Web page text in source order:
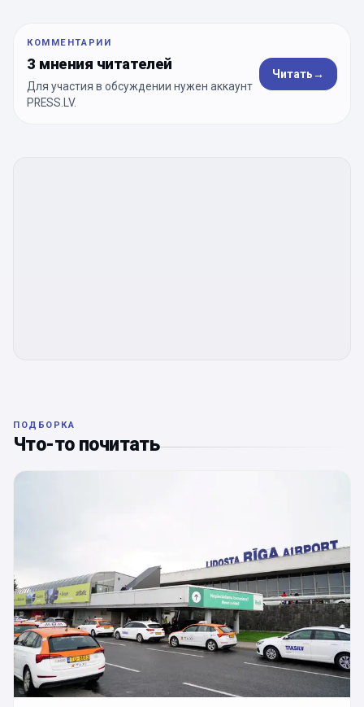
КОММЕНТАРИИ
3 мнения читателей
Для участия в обсуждении нужен аккаунт
PRESS.LV.
Читать→
ПОДБОРКА
Что-то почитать